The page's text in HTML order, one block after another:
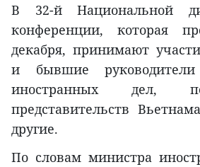
В 32-й Национальной
конференции, которая
декабря, принимают
и бывшие руководители
иностранных дел,
представительств
другие.
По словам министра